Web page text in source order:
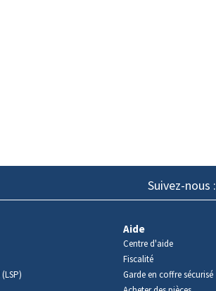
Suivez-nous :
Aide
Centre d'aide
Fiscalité
Garde en coffre sécurisé